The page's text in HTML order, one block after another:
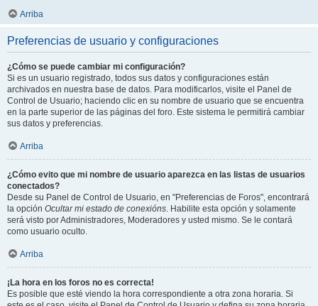
Arriba
Preferencias de usuario y configuraciones
¿Cómo se puede cambiar mi configuración?
Si es un usuario registrado, todos sus datos y configuraciones están
archivados en nuestra base de datos. Para modificarlos, visite el Panel de
Control de Usuario; haciendo clic en su nombre de usuario que se encuentra
en la parte superior de las páginas del foro. Este sistema le permitirá cambiar
sus datos y preferencias.
Arriba
¿Cómo evito que mi nombre de usuario aparezca en las listas de usuarios
conectados?
Desde su Panel de Control de Usuario, en "Preferencias de Foros", encontrará
la opción Ocultar mi estado de conexións. Habilite esta opción y solamente
será visto por Administradores, Moderadores y usted mismo. Se le contará
como usuario oculto.
Arriba
¡La hora en los foros no es correcta!
Es posible que esté viendo la hora correspondiente a otra zona horaria. Si